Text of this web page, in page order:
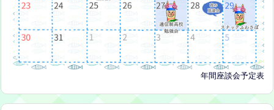
年間座談会予定表